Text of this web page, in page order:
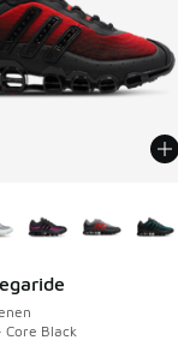
Core Black
64